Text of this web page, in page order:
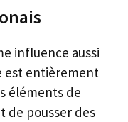
influence aussi
est entièrement
éléments de
de pousser des